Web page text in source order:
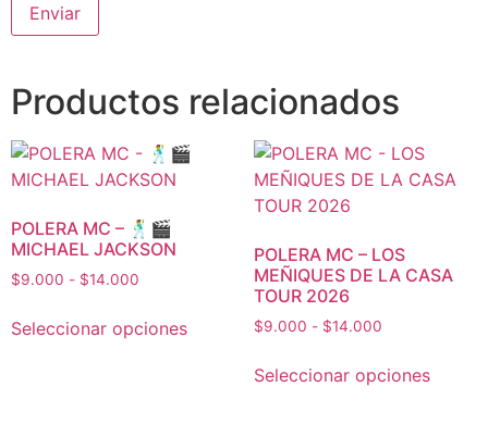
Productos relacionados
POLERA MC – 🕺🎬
MICHAEL JACKSON
$9.000 - $14.000
Seleccionar opciones
POLERA MC – LOS
MEÑIQUES DE LA CASA
TOUR 2026
$9.000 - $14.000
Seleccionar opciones